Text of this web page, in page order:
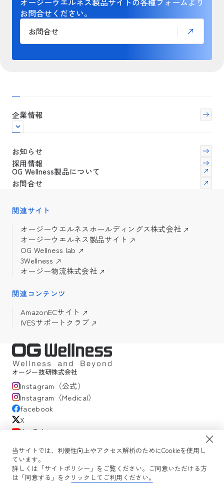
当サイトでは、利便性向上やアクセス解析のためにCookieを使用し
ています。
詳しくは「サイトポリシー」をご覧ください。ご同意いただける方
は「同意する」をクリックしてご利用ください。
お問合せください。
お問合せ
オージー技研株式会社
Instagram（公式）
Instagram（Medical）
facebook
X
YouTube
企業情報
お知らせ
採用情報
OG Wellness製品について
お問合せ
関連サイト
オージーウエルネスホールディングス株式会社
オージーウエルネス製品サイト
OG Wellness lab
3Wellness
オージー物流株式会社
関連コンテンツ
AmazonECサイト
IVESサポートクラブ
サイトポリシー
WEBセミナー利用規約 コミュニティガイドライン
サイトマップ